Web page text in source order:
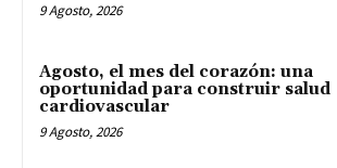
9 Agosto, 2026
Agosto, el mes del corazón: una
oportunidad para construir salud
cardiovascular
9 Agosto, 2026